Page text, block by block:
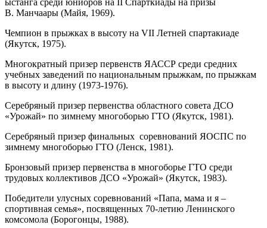
В. Манчаары (Майя, 1969).
Чемпион в прыжках в высоту на VII Летней спартакиаде
(Якутск, 1975).
Многократный призер первенств ЯАССР среди средних
учебных заведений по национальным прыжкам, по прыжкам
в высоту и длину (1973-1976).
Серебряный призер первенства областного совета ДСО
«Урожай» по зимнему многоборью ГТО (Якутск, 1981).
Серебряный призер финальных соревнований ЯОСПС по
зимнему многоборью ГТО (Ленск, 1981).
Бронзовый призер первенства в многоборье ГТО среди
трудовых коллективов ДСО «Урожай» (Якутск, 1983).
Победители улусных соревнований «Папа, мама и я –
спортивная семья», посвященных 70-летию Ленинского
комсомола (Борогонцы, 1988).